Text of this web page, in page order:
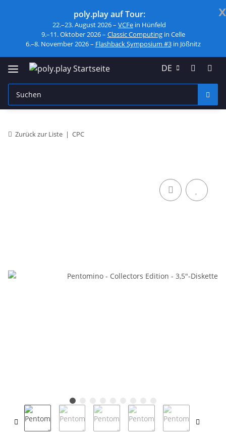
x
poly.play auf Tour:
22.–23. August 2026 – VCFe in Hünfeld
9.–11. Oktober 2026 – Classic Computingin Celle
6.–8. November 2026 – Flashback Symposium #3in Jößnitz
DE
Zurück zur Liste CPC